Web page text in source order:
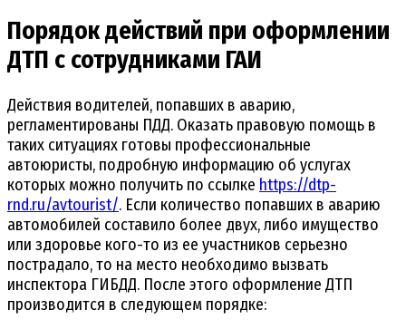
Порядок действий при оформлении
ДТП с сотрудниками ГАИ
Действия водителей, попавших в аварию,
регламентированы ПДД. Оказать правовую помощь в
таких ситуациях готовы профессиональные
автоюристы, подробную информацию об услугах
которых можно получить по ссылке https://dtp-
rnd.ru/avtourist/. Если количество попавших в аварию
автомобилей составило более двух, либо имущество
или здоровье кого-то из ее участников серьезно
пострадало, то на место необходимо вызвать
инспектора ГИБДД. После этого оформление ДТП
производится в следующем порядке: